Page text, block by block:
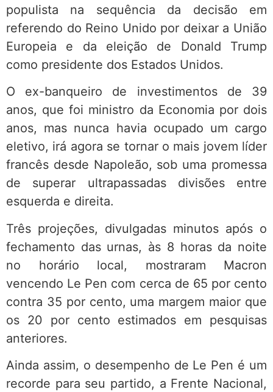
populista na sequência da decisão em
referendo do Reino Unido por deixar a União
Europeia e da eleição de Donald Trump
como presidente dos Estados Unidos.
O ex-banqueiro de investimentos de 39
anos, que foi ministro da Economia por dois
anos, mas nunca havia ocupado um cargo
eletivo, irá agora se tornar o mais jovem líder
francês desde Napoleão, sob uma promessa
de superar ultrapassadas divisões entre
esquerda e direita.
Três projeções, divulgadas minutos após o
fechamento das urnas, às 8 horas da noite
no horário local, mostraram Macron
vencendo Le Pen com cerca de 65 por cento
contra 35 por cento, uma margem maior que
os 20 por cento estimados em pesquisas
anteriores.
Ainda assim, o desempenho de Le Pen é um
recorde para seu partido, a Frente Nacional,